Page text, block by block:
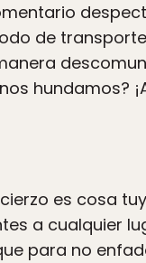
de
hundamos?
es cosa
a cualquier
para no